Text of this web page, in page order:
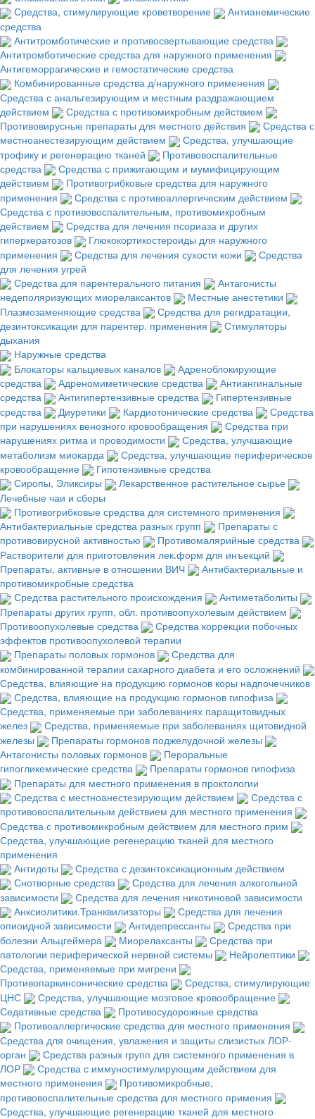
Средства, стимулирующие кроветворение
Антианемические
средства
Антитромботические и противосвертывающие средства
Антитромботические средства для наружного применения
Антигеморрагические и гемостатические средства
Комбинированные средства д/наружного применения
Средства с анальгезирующим и местным раздражающием
действием
Средства с противомикробным действием
Противовирусные препараты для местного действия
Средства с
местноанестезирующим действием
Средства, улучшающие
трофику и регенерацию тканей
Противовоспалительные
средства
Средства с прижигающим и мумифицирующим
действием
Противогрибковые средства для наружного
применения
Средства с противоаллергическим действием
Средства с противовоспалительным, противомикробным
действием
Средства для лечения псориаза и других
гиперкератозов
Глюкокортикостероиды для наружного
применения
Средства для лечения сухости кожи
Средства
для лечения угрей
Средства для парентерального питания
Антагонисты
недеполяризующих миорелаксантов
Местные анестетики
Плазмозаменяющие средства
Средства для регидратации,
дезинтоксикации для парентер. применения
Стимуляторы
дыхания
Наружные средства
Блокаторы кальциевых каналов
Адреноблокирующие
средства
Адреномиметические средства
Антиангинальные
средства
Антигипертензивные средства
Гипертензивные
средства
Диуретики Кардиотонические средства
Средства
при нарушениях венозного кровообращения
Средства при
нарушениях ритма и проводимости
Средства, улучшающие
метаболизм миокарда
Средства, улучшающие периферическое
кровообращение
Гипотензивные средства
Сиропы, Эликсиры
Лекарственное растительное сырье
Лечебные чаи и сборы
Противогрибковые средства для системного применения
Антибактериальные средства разных групп
Препараты с
противовирусной активностью
Противомалярийные средства
Растворители для приготовления лек.форм для инъекций
Препараты, активные в отношении ВИЧ
Антибактериальные и
противомикробные средства
Средства растительного происхождения
Антиметаболиты
Препараты других групп, обл. противоопухолевым действием
Противоопухолевые средства
Средства коррекции побочных
эффектов противоопухолевой терапии
Препараты половых гормонов
Средства для
комбинированной терапии сахарного диабета и его осложнений
Средства, влияющие на продукцию гормонов коры надпочечников
Средства, влияющие на продукцию гормонов гипофиза
Средства, применяемые при заболеваниях паращитовидных
желез
Средства, применяемые при заболеваниях щитовидной
железы
Препараты гормонов поджелудочной железы
Антагонисты половых гормонов
Пероральные
гипогликемические средства
Препараты гормонов гипофиза
Препараты для местного применения в проктологии
Средства с местноанестезирующим действием
Средства с
противовоспалительным действием для местного применения
Средства с противомикробным действием для местного прим
Средства, улучшающие регенерацию тканей для местного
применения
Антидоты
Средства с дезинтоксикационным действием
Снотворные средства
Средства для лечения алкогольной
зависимости
Средства для лечения никотиновой зависимости
Анксиолитики.Транквилизаторы
Средства для лечения
опиоидной зависимости
Антидепрессанты
Средства при
болезни Альцгеймера
Миорелаксанты
Средства при
патологии периферической нервной системы
Нейролептики
Средства, применяемые при мигрени
Противопаркинсонические средства
Средства, стимулирующие
ЦНС
Средства, улучшающие мозговое кровообращение
Седативные средства
Противосудорожные средства
Противоаллергические средства для местного применения
Средства для очищения, увлажения и защиты слизистых ЛОР-
орган
Средства разных групп для системного применения в
ЛОР
Средства с иммуностимулирующим действием для
местного применения
Противомикробные,
противовоспалительные средства для местного примения
Средства, улучшающие регенерацию тканей для местного